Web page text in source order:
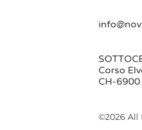
Corso
CH-
©2026 All